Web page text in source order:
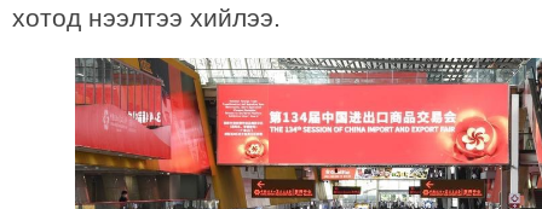
хотод нээлтээ хийлээ.